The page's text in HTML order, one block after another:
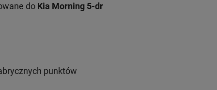
doKia Morning 5-dr
punktów